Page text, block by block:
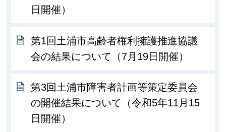
日開催）
第1回土浦市高齢者権利擁護推進協議
会の結果について（7月19日開催）
第3回土浦市障害者計画等策定委員会
の開催結果について（令和5年11月15
日開催）